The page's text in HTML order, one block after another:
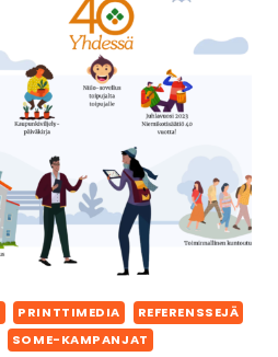
PRINTTIMEDIA
REFERENSSEJÄ
SOME-KAMPANJAT